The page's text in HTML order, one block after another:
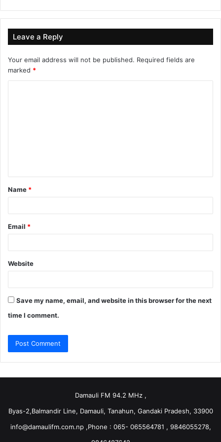
Leave a Reply
Your email address will not be published. Required fields are
marked *
t
*
Name *
Email *
Website
Save my name, email, and website in this browser for the next
time I comment.
Damauli FM 94.2 MHz ,
Byas-2,Balmandir Line, Damauli, Tanahun, Gandaki Pradesh, 33900
info@damaulifm.com.np,Phone : 065- 065564781 , 9846055278,